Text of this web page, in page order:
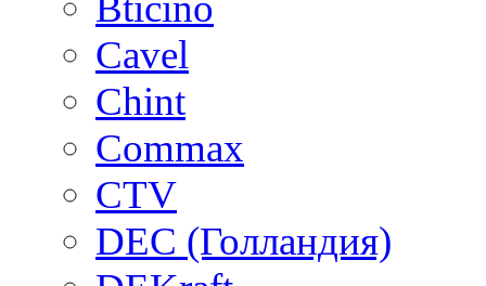
Cavel
Chint
Commax
CTV
DEC (Голландия)